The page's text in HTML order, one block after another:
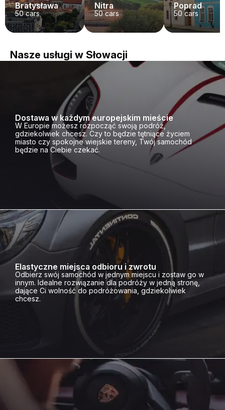
Bratysława
50cars
Nitra
50cars
Poprad
50 cars
Nasze usługi w Słowacji
Dostawa w każdym europejskim mieście
W Europie możesz rozpocząć swoją podróż,
gdziekolwiek chcesz. Czy to będzie tętniące życiem
miasto czy spokojne wiejskie tereny, Twój samochód
będzie na Ciebie czekać.
Elastyczne miejsca odbioru i zwrotu
Odbierz swój samochód w jednym miejscu i zostaw go w
innym. Idealne rozwiązanie dla podróży w jedną stronę,
dające Ci wolność do podróżowania, gdziekolwiek
chcesz.